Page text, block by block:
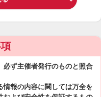
必ず主催者発行のものと照合
情報の内容に関しては万全を